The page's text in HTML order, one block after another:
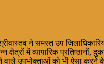
ने समस्त उप
क्षेत्रों में व्यापारिक
उपभोक्ताओं को भी ऐसा करने